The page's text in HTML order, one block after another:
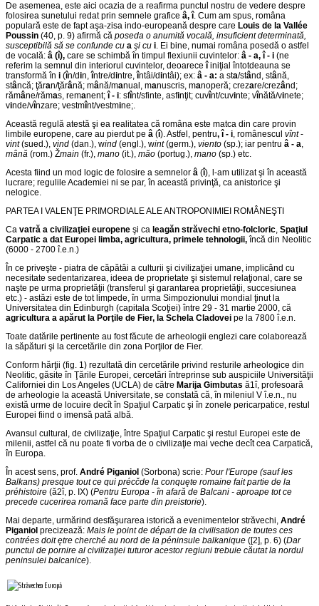
De asemenea, este aici ocazia de a reafirma punctul nostru de vedere despre
folosirea sunetului redat prin semnele grafice â, î. Cum am spus, româna
populară este de fapt aşa-zisa indo-europeană despre care Louis de la Vallée
Poussin (40, p. 9) afirmă că poseda o anumită vocală, insuficient determinată,
susceptibilă să se confunde cu a şi cu i. Ei bine, numai româna posedă o astfel
de vocală: â (î), care se schimbă în timpul flexiunii cuvintelor: â - a, î - i (ne
referim la semnul din interiorul cuvintelor, deoareceîiniţial întotdeauna se
transformă în i (în/din,între/dintre,întâi/dintâi); ex: â - a: a sta/stând, stână,
stâncă; ţăran/ţărână; mână/manual, manuscris, manoperă; crezare/crezând;
rămâne/rămas, remanent;î - i: sfînt/sfinte, asfinţit; cuvînt/cuvinte; vînătă/vinete;
vinde/vînzare; vestmînt/vestmine;.
Această regulă atestă şi ea realitatea că româna este matca din care provin
limbile europene, care au pierdut pe â (î). Astfel, pentru, î - i, românescul vînt-
vint(sued.), vind (dan.), wind (engl.), wint(germ.), viento (sp.); iar pentru â - a,
mână (rom.) Žmain (fr.), mano (it.), măo (portug.), mano (sp.) etc.
Acesta fiind un mod logic de folosire a semnelor â (î), l-am utilizat şi în această
lucrare; regulile Academiei ni se par, în această privinţă, ca anistorice şi
nelogice.
PARTEA I VALENŢE PRIMORDIALE ALE ANTROPONIMIEI ROMÂNEŞTI
Ca vatră a civilizaţiei europene şi ca leagăn străvechi etno-folcloric, Spaţiul
Carpatic a dat Europei limba, agricultura, primele tehnologii, încă din Neolitic
(6000 - 2700 î.e.n.)
În ce priveşte - piatra de căpătâi a culturii şi civilizaţiei umane, implicând cu
necesitate sedentarizarea, ideea de proprietate şi sistemul relaţional, care se
naşte pe urma proprietăţii (transferul şi garantarea proprietăţii, succesiunea
etc.) - astăzi este de tot limpede, în urma Simpozionului mondial ţinut la
Universitatea din Edinburgh (capitala Scoţiei) între 29 - 31 martie 2000, că
agricultura a apărut la Porţile de Fier, la Schela Cladovei pe la 7800 î.e.n.
Toate datările pertinente au fost făcute de arheologii englezi care colaborează
la săpături şi la cercetările din zona Porţilor de Fier.
Conform hărţii (fig. 1) rezultată din cercetările privind resturile arheologice din
Neolitic, găsite în Ţările Europei, cercetări întreprinse sub auspiciile Universităţii
Californiei din Los Angeles (UCLA) de către Marija Gimbutas ă1î, profesoară
de arheologie la această Universitate, se constată că, în mileniul V î.e.n., nu
există urme de locuire decît în Spaţiul Carpatic şi în zonele pericarpatice, restul
Europei fiind o imensă pată albă.
Avansul cultural, de civilizaţie, între Spaţiul Carpatic şi restul Europei este de
milenii, astfel că nu poate fi vorba de o civilizaţie mai veche decît cea Carpatică,
în Europa.
În acest sens, prof. André Piganiol (Sorbona) scrie: Pour l'Europe (sauf les
Balkans) presque tout ce qui précčde la conquęte romaine fait partie de la
préhistoire (ă2î, p. IX) (Pentru Europa - în afară de Balcani - aproape tot ce
precede cucerirea romană face parte din preistorie).
Mai departe, urmărind desfăşurarea istorică a evenimentelor străvechi, André
Piganiol precizează: Mais le point de départ de la civilisation de toutes ces
contrées doit ętre cherché au nord de la péninsule balkanique ([2], p. 6) (Dar
punctul de pornire al civilizaţiei tuturor acestor regiuni trebuie căutat la nordul
peninsulei balcanice).